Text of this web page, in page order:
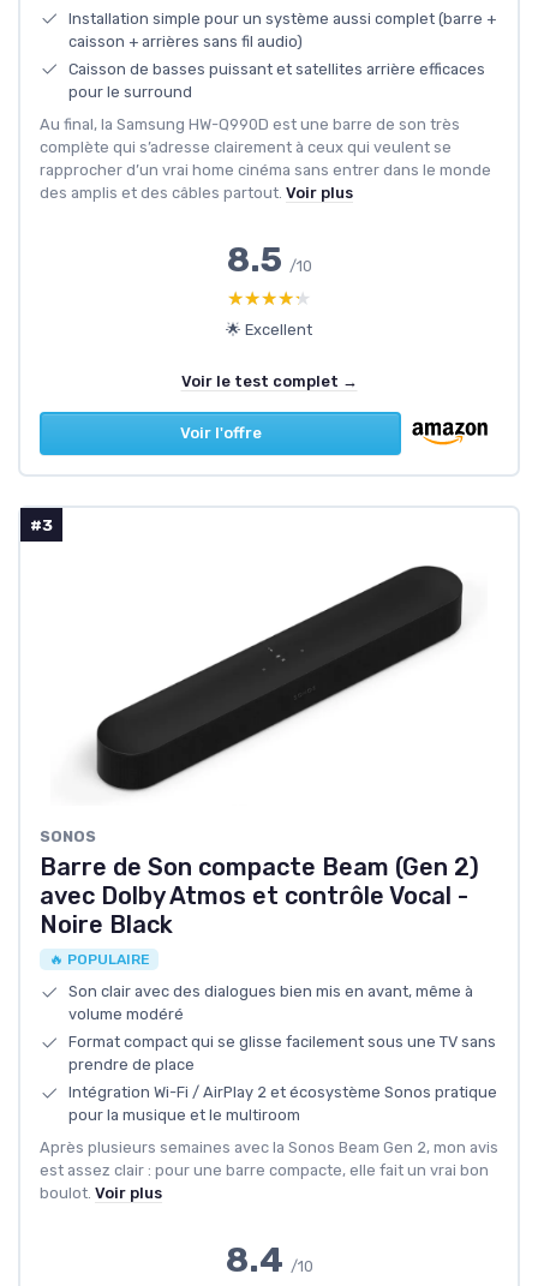
Installation simple pour un système aussi complet (barre +
caisson + arrières sans fil audio)
Caisson de basses puissant et satellites arrière efficaces
pour le surround
Au final, la Samsung HW-Q990D est une barre de son très
complète qui s’adresse clairement à ceux qui veulent se
rapprocher d’un vrai home cinéma sans entrer dans le monde
des amplis et des câbles partout. Voir plus
8.5 /10
★★★★★
★★★★★
🌟 Excellent
Voir le test complet →
Voir l'offre
#3
SONOS
Barre de Son compacte Beam (Gen 2)
avec Dolby Atmos et contrôle Vocal -
Noire Black
🔥 POPULAIRE
Son clair avec des dialogues bien mis en avant, même à
volume modéré
Format compact qui se glisse facilement sous une TV sans
prendre de place
Intégration Wi-Fi / AirPlay 2 et écosystème Sonos pratique
pour la musique et le multiroom
Après plusieurs semaines avec la Sonos Beam Gen 2, mon avis
est assez clair : pour une barre compacte, elle fait un vrai bon
boulot. Voir plus
8.4 /10